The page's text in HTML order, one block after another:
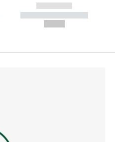
------------
----------- -----------